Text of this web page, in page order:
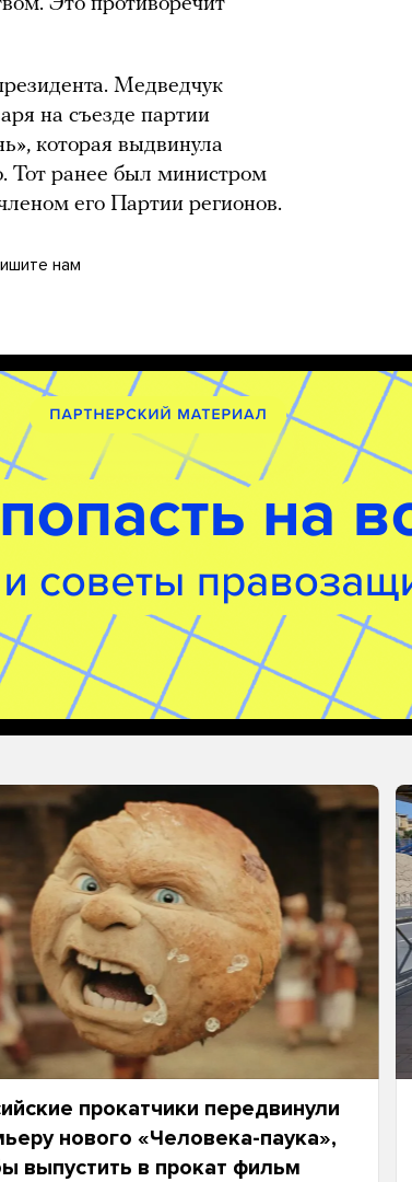
Это противоречит
Медведчук
на съезде партии
которая выдвинула
Тот ранее был министром
его Партии регионов.
нам
прокатчики передвинули
нового «Человека-паука»,
выпустить в прокат фильм